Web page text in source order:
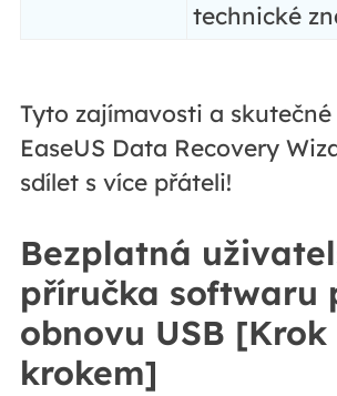
technické
Tyto zajímavosti a skutečné
EaseUS Data Recovery
sdílet s více přáteli!
Bezplatná
příručka softwaru
obnovu USB [Krok
krokem]